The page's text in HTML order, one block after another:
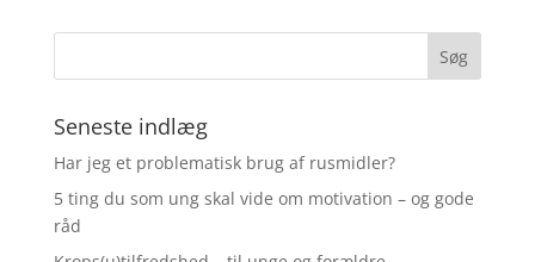
Seneste indlæg
Har jeg et problematisk brug af rusmidler?
5 ting du som ung skal vide om motivation – og gode
råd